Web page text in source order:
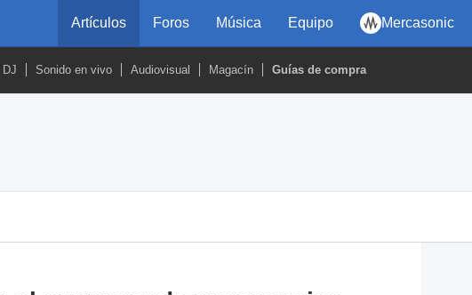
Artículos Foros Música Equipo Mercasonic
DJ Sonido en vivo Audiovisual Magacín Guías de compra